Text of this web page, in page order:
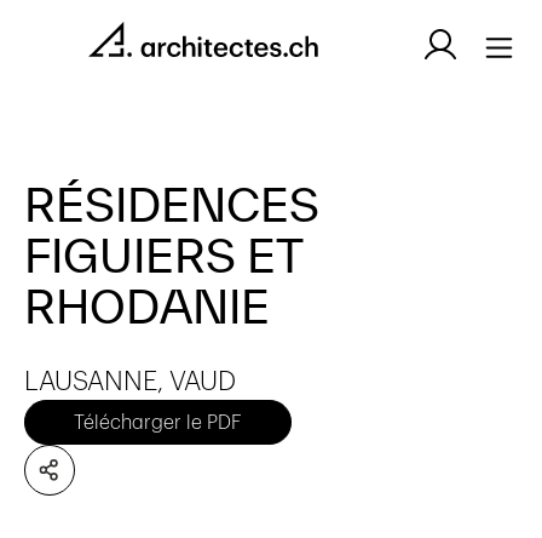
RÉSIDENCES
FIGUIERS ET
RHODANIE
LAUSANNE, VAUD
Télécharger le PDF